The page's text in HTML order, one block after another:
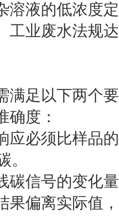
溶液的低浓度
工业废水法规
满足以下两个
确度：
应必须比样品
。
碳信号的变化
果偏离实际值